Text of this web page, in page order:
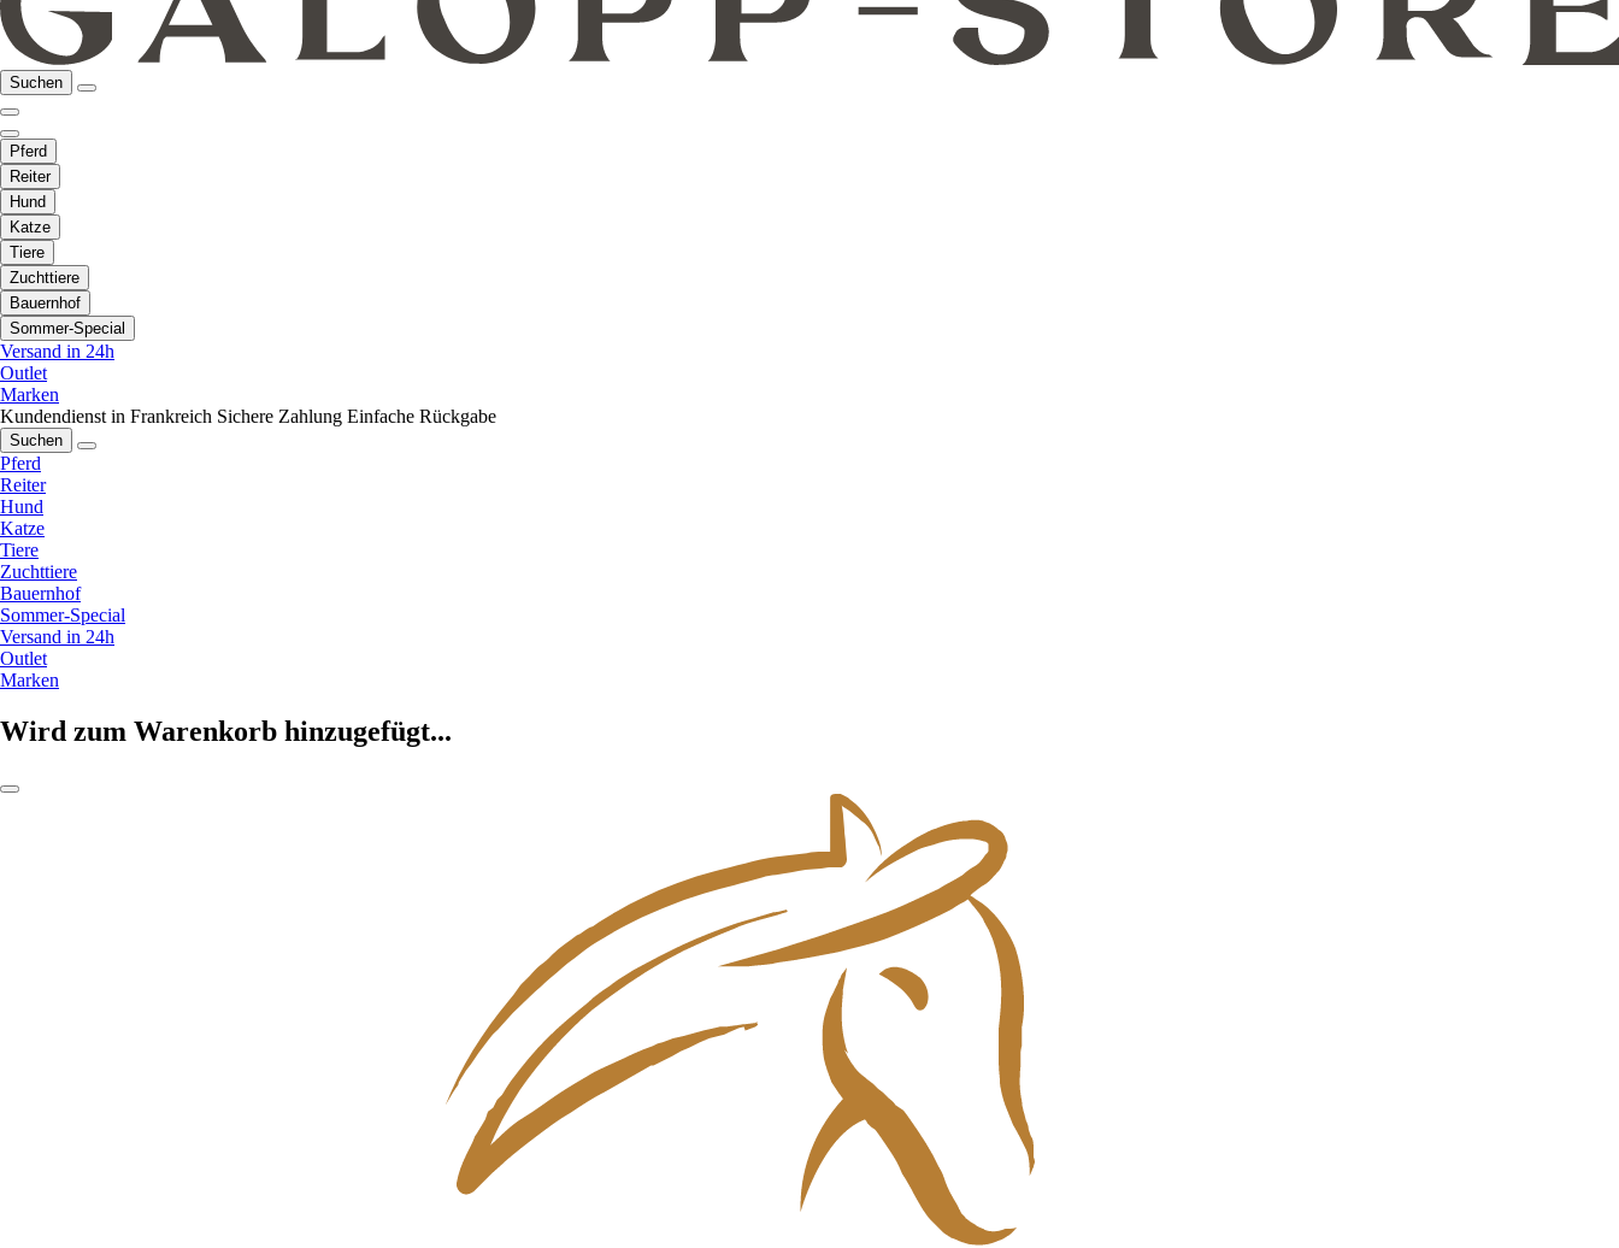
Suchen
Pferd
Reiter
Hund
Katze
Tiere
Zuchttiere
Bauernhof
Sommer-Special
Versand in 24h
Outlet
Marken
Kundendienst in Frankreich Sichere Zahlung Einfache Rückgabe
Suchen
Pferd
Reiter
Hund
Katze
Tiere
Zuchttiere
Bauernhof
Sommer-Special
Versand in 24h
Outlet
Marken
Wird zum Warenkorb hinzugefügt...